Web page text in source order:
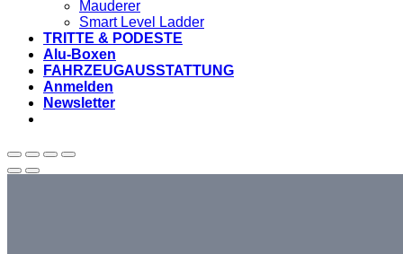
Mauderer
Smart Level Ladder
TRITTE & PODESTE
Alu-Boxen
FAHRZEUGAUSSTATTUNG
Anmelden
Newsletter